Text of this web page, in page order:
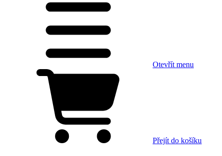
Otevřít menu
Přejít do košíku